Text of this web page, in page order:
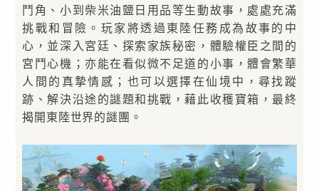
鬥角、小到柴米油鹽日用品等生動故事，處處充滿
挑戰和冒險。玩家將透過東陸任務成為故事的中
心，並深入宮廷、探索家族秘密，體驗權臣之間的
宮鬥心機；亦能在看似微不足道的小事，體會繁華
人間的真摯情感；也可以選擇在仙境中，尋找蹤
跡、解決沿途的謎題和挑戰，藉此收穫寶箱，最終
揭開東陸世界的謎團。